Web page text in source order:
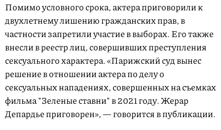
Помимо условного срока, актера приговорили к
двухлетнему лишению гражданских прав, в
частности запретили участие в выборах. Его также
внесли в реестр лиц, совершивших преступления
сексуального характера. «Парижский суд вынес
решение в отношении актера по делу о
сексуальных нападениях, совершенных на съемках
фильма "Зеленые ставни" в 2021 году. Жерар
Депардье приговорен», — говорится в публикации.